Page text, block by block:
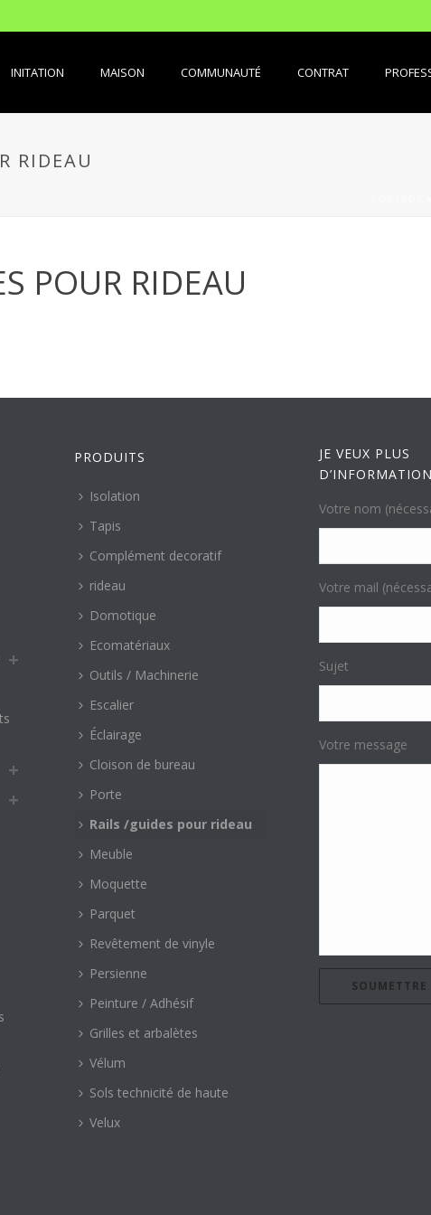
INITATION MAISON COMMUNAUTÉ CONTRAT
RIDEAU
POUR RIDEAU
PRODUITS
Isolation
Tapis
Complément decoratif
rideau
Domotique
Ecomatériaux
Outils / Machinerie
Escalier
Éclairage
Cloison de bureau
Porte
Rails /guides pour rideau
Meuble
Moquette
Parquet
Revêtement de vinyle
Persienne
Peinture / Adhésif
Grilles et arbalètes
Vélum
Sols technicité de haute
Velux
JE VEUX PLUS
Votre nom
Votre mail
Sujet
Votre message